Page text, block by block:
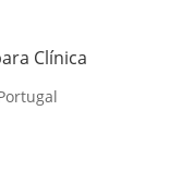
Clínica